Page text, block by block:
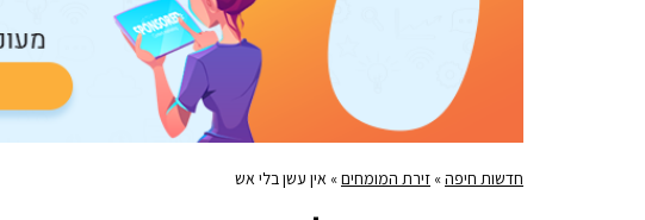
חדשות חיפה» זירת המומחים» אין עשן בלי אש